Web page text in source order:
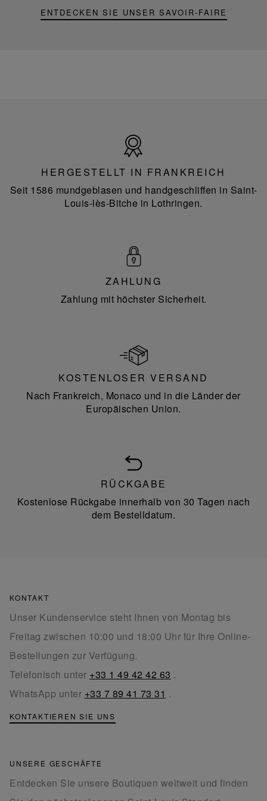
ENTDECKEN SIE UNSER SAVOIR-FAIRE
Frankreich
HERGESTELLT IN FRANKREICH
Seit 1586 mundgeblasen und handgeschliffen in Saint-
Louis-lès-Bitche in Lothringen.
ZAHLUNG
Zahlung mit höchster Sicherheit.
KOSTENLOSER VERSAND
Nach Frankreich, Monaco und in die Länder der
Europäischen Union.
RÜCKGABE
Kostenlose Rückgabe innerhalb von 30 Tagen nach
dem Bestelldatum.
KONTAKT
Unser Kundenservice steht Ihnen von Montag bis
Freitag zwischen 10:00 und 18:00 Uhr für Ihre Online-
Bestellungen zur Verfügung.
Telefonisch unter +33 1 49 42 42 63 .
WhatsApp unter +33 7 89 41 73 31 .
KONTAKTIEREN SIE UNS
UNSERE GESCHÄFTE
Entdecken Sie unsere Boutiquen weltweit und finden